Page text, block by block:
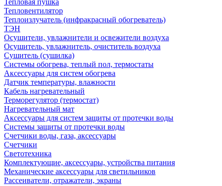
Тепловая пушка
Тепловентилятор
Теплоизлучатель (инфракрасный обогреватель)
ТЭН
Осушители, увлажнители и освежители воздуха
Осушитель, увлажнитель, очиститель воздуха
Сушитель (сушилка)
Системы обогрева, теплый пол, термостаты
Аксессуары для систем обогрева
Датчик температуры, влажности
Кабель нагревательный
Терморегулятор (термостат)
Нагревательный мат
Аксессуары для систем защиты от протечки воды
Системы защиты от протечки воды
Счетчики воды, газа, аксессуары
Счетчики
Светотехника
Комплектующие, аксессуары, устройства питания
Механические аксессуары для светильников
Рассеиватели, отражатели, экраны